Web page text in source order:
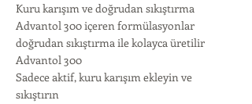
Kuru karışım ve doğrudan sıkıştırma
Advantol 300 içeren formülasyonlar
doğrudan sıkıştırma ile kolayca üretilir
Advantol 300
Sadece aktif, kuru karışım ekleyin ve
sıkıştırın